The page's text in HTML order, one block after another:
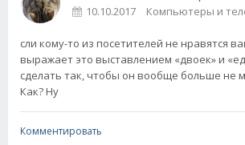
10.10.2017 Компьютеры и
сли кому-то из посетителей не нравятся
выражает это выставлением «двоек» и
сделать так, чтобы он вообще больше не
Как? Ну
Комментировать